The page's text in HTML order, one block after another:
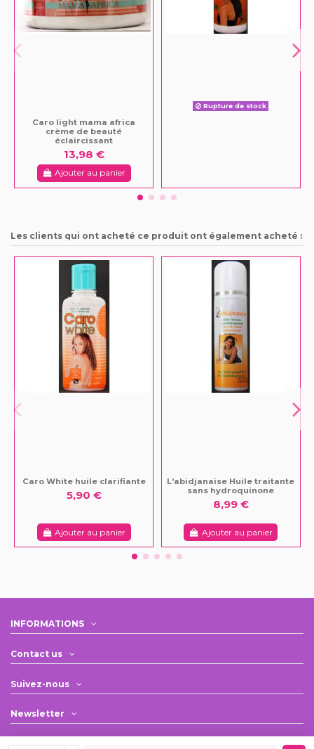
Caro light mama africa
crème de beauté
éclaircissant
13,98 €
Ajouter au panier
Rupture de stock
Les clients qui ont acheté ce produit ont également acheté :
Caro White huile clarifiante
5,90 €
Ajouter au panier
L'abidjanaise Huile traitante
sans hydroquinone
8,99 €
Ajouter au panier
INFORMATIONS
Contact us
Suivez-nous
Newsletter